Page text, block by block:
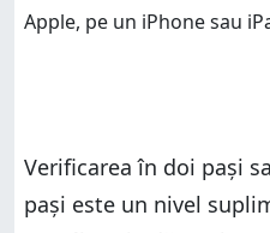
Verificarea în doi pași
pași este un nivel